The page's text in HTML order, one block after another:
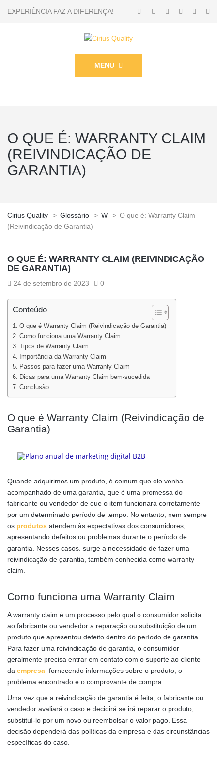
EXPERIÊNCIA FAZ A DIFERENÇA!
MENU
O QUE É: WARRANTY CLAIM
(REIVINDICAÇÃO DE
GARANTIA)
Cirius Quality > Glossário > W > O que é: Warranty Claim
(Reivindicação de Garantia)
O QUE É: WARRANTY CLAIM (REIVINDICAÇÃO
DE GARANTIA)
24 de setembro de 2023 0
Conteúdo
O que é Warranty Claim (Reivindicação de Garantia)
Como funciona uma Warranty Claim
Tipos de Warranty Claim
Importância da Warranty Claim
Passos para fazer uma Warranty Claim
Dicas para uma Warranty Claim bem-sucedida
Conclusão
O que é Warranty Claim (Reivindicação de
Garantia)
Quando adquirimos um produto, é comum que ele venha
acompanhado de uma garantia, que é uma promessa do
fabricante ou vendedor de que o item funcionará corretamente
por um determinado período de tempo. No entanto, nem sempre
os produtos atendem às expectativas dos consumidores,
apresentando defeitos ou problemas durante o período de
garantia. Nesses casos, surge a necessidade de fazer uma
reivindicação de garantia, também conhecida como warranty
claim.
Como funciona uma Warranty Claim
A warranty claim é um processo pelo qual o consumidor solicita
ao fabricante ou vendedor a reparação ou substituição de um
produto que apresentou defeito dentro do período de garantia.
Para fazer uma reivindicação de garantia, o consumidor
geralmente precisa entrar em contato com o suporte ao cliente
da empresa , fornecendo informações sobre o produto, o
problema encontrado e o comprovante de compra.
Uma vez que a reivindicação de garantia é feita, o fabricante ou
vendedor avaliará o caso e decidirá se irá reparar o produto,
substituí-lo por um novo ou reembolsar o valor pago. Essa
decisão dependerá das políticas da empresa e das circunstâncias
específicas do caso.